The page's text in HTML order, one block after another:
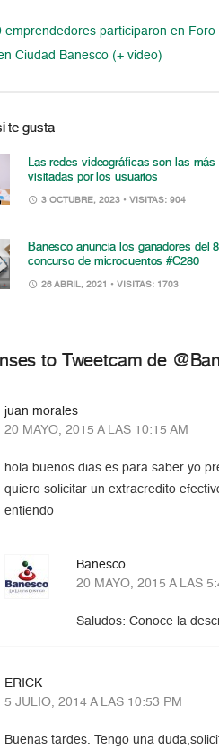
emprendedores participaron en Foro
Ciudad Banesco (+ video)
te gusta
Las redes videográficas son las más
visitadas por los usuarios
3 OCTUBRE, 2023 • VISITAS: 904
Banesco anuncia los ganadores del
concurso de microcuentos #C280
26 ABRIL, 2021 • VISITAS: 1703
to Tweetcam de
juan morales
20 MAYO, 2015 A LAS 10:15 AM
hola buenos dias es para saber yo
quiero solicitar un extracredito
entiendo
Banesco
20 MAYO, 2015 A LAS
Saludos: Conoce la
ERICK
5 JULIO, 2014 A LAS 10:53 PM
Buenas tardes. Tengo una